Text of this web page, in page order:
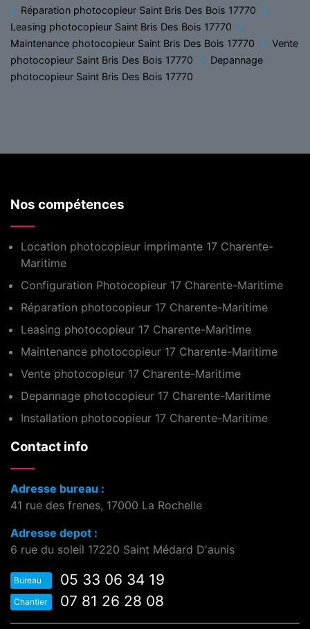
Réparation photocopieur Saint Bris Des Bois 17770
Leasing photocopieur Saint Bris Des Bois 17770
Maintenance photocopieur Saint Bris Des Bois 17770
Vente
photocopieur Saint Bris Des Bois 17770
Depannage
photocopieur Saint Bris Des Bois 17770
Nos compétences
Location photocopieur imprimante 17 Charente-
Maritime
Configuration Photocopieur 17 Charente-Maritime
Réparation photocopieur 17 Charente-Maritime
Leasing photocopieur 17 Charente-Maritime
Maintenance photocopieur 17 Charente-Maritime
Vente photocopieur 17 Charente-Maritime
Depannage photocopieur 17 Charente-Maritime
Installation photocopieur 17 Charente-Maritime
Contact info
Adresse bureau :
41 rue des frenes, 17000 La Rochelle
Adresse depot :
6 rue du soleil 17220 Saint Médard D'aunis
Bureau 05 33 06 34 19
Chantier 07 81 26 28 08